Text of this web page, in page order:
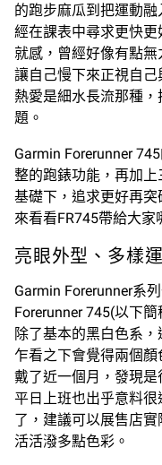
的跑步麻瓜到把運動
經在課表中尋求更快
就感，曾經好像有點
讓自己慢下來正視自
熱愛是細水長流那種
題。
Garmin Forerunner
整的跑錶功能，再加
基礎下，追求更好再
來看看FR745帶給大家
亮眼外型、多樣
Garmin Forerunner系
Forerunner 745(以下
除了基本的黑白色系
乍看之下會覺得兩個
戴了近一個月，發現是
平日上班也出乎意料
了，建議可以展售店
活活潑多點色彩。